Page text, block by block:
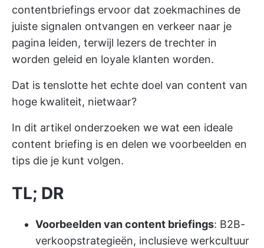
contentbriefings ervoor dat zoekmachines de
juiste signalen ontvangen en verkeer naar je
pagina leiden, terwijl lezers de trechter in
worden geleid en loyale klanten worden.
Dat is tenslotte het echte doel van content van
hoge kwaliteit, nietwaar?
In dit artikel onderzoeken we wat een ideale
content briefing is en delen we voorbeelden en
tips die je kunt volgen.
TL; DR
Voorbeelden van content briefings: B2B-
verkoopstrategieën, inclusieve werkcultuur